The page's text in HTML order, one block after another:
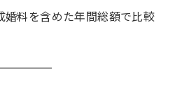
婚料を含めた年間総額で比較